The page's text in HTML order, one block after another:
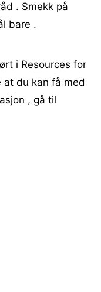
. Smekk på
bare .
i Resources for
at du kan få med
, gå til